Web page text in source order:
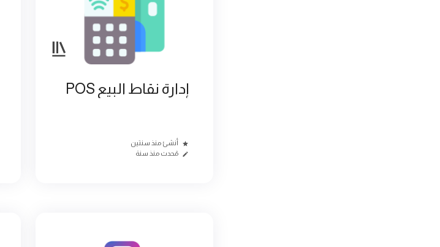
إدارة نقاط البيع POS
أنشئ منذ سنتين
مُحدث منذ سنة